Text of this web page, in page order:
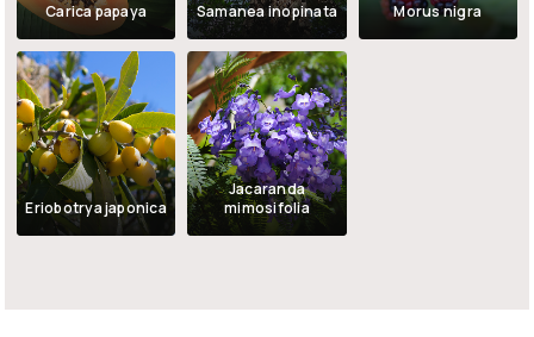
Carica papaya Samanea inopinata Morus nigra
Eriobotrya japonica
Jacaranda
mimosifolia